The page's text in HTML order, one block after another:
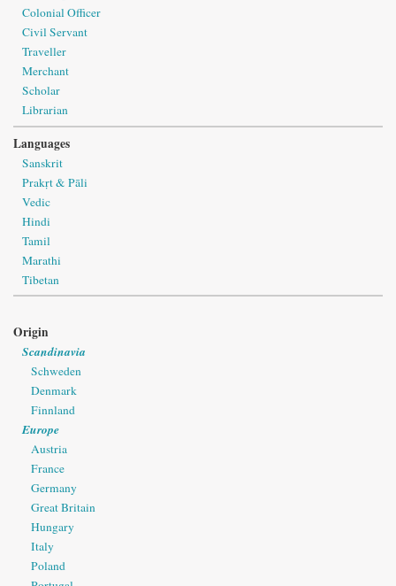
Colonial Officer
Civil Servant
Traveller
Merchant
Scholar
Librarian
Languages
Sanskrit
Prakṛt & Pāli
Vedic
Hindi
Tamil
Marathi
Tibetan
Origin
Scandinavia
Schweden
Denmark
Finnland
Europe
Austria
France
Germany
Great Britain
Hungary
Italy
Poland